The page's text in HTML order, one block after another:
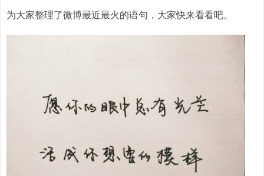
为大家整理了微博最近最火的语句，大家快来看看吧。